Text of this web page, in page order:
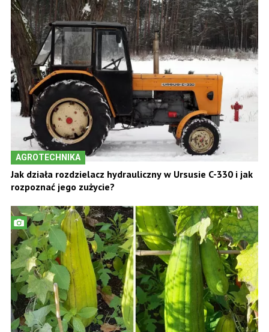
AGROTECHNIKA
Jak działa rozdzielacz hydrauliczny w Ursusie C-330 i jak
rozpoznać jego zużycie?